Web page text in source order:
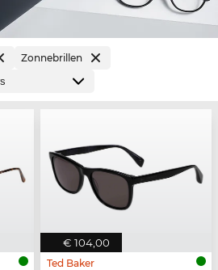
Zonnebrillen
€ 104,00
Ted Baker